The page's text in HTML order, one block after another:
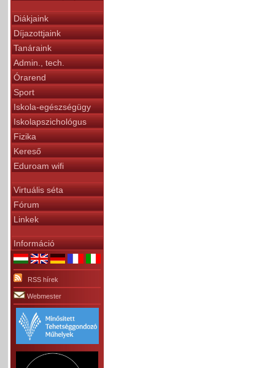
Diákjaink
Díjazottjaink
Tanáraink
Admin., tech.
Órarend
Sport
Iskola-egészségügy
Iskolapszichológus
Fizika
Kereső
Eduroam wifi
Virtuális séta
Fórum
Linkek
Információ
RSS hírek
Webmester